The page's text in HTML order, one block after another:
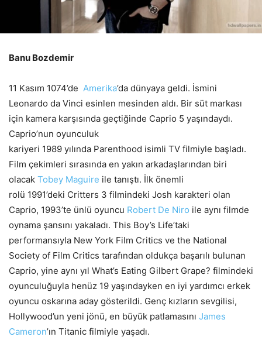
Banu Bozdemir
11 Kasım 1074’de Amerika’da dünyaya geldi. İsmini
Leonardo da Vinci esinlen mesinden aldı. Bir süt markası
için kamera karşısında geçtiğinde Caprio 5 yaşındaydı.
Caprio’nun oyunculuk
kariyeri 1989 yılında Parenthood isimli TV filmiyle başladı.
Film çekimleri sırasında en yakın arkadaşlarından biri
olacak Tobey Maguire ile tanıştı. İlk önemli
rolü 1991’deki Critters 3 filmindeki Josh karakteri olan
Caprio, 1993’te ünlü oyuncu Robert De Niro ile aynı filmde
oynama şansını yakaladı. This Boy’s Life’taki
performansıyla New York Film Critics ve the National
Society of Film Critics tarafından oldukça başarılı bulunan
Caprio, yine aynı yıl What’s Eating Gilbert Grape? filmindeki
oyunculuğuyla henüz 19 yaşındayken en iyi yardımcı erkek
oyuncu oskarına aday gösterildi. Genç kızların sevgilisi,
Hollywood’un yeni jönü, en büyük patlamasını James
Cameron’ın Titanic filmiyle yaşadı.